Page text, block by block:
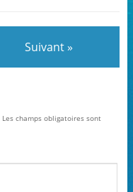
Suivant »
Les champs obligatoires sont